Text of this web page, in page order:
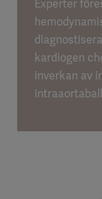
Experter
kardiogen
inverkan av